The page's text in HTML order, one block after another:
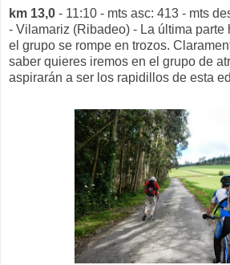
km 13,0 - 11:10 - mts asc: 413 - mts
- Vilamariz (Ribadeo) - La última parte
el grupo se rompe en trozos.
saber quieres iremos en el grupo de
aspirarán a ser los rapidillos de esta